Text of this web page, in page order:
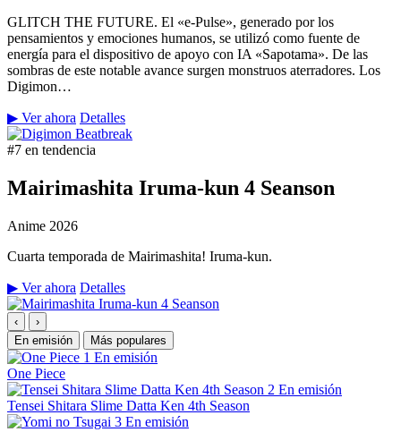
GLITCH THE FUTURE. El «e-Pulse», generado por los
pensamientos y emociones humanos, se utilizó como fuente de
energía para el dispositivo de apoyo con IA «Sapotama». De las
sombras de este notable avance surgen monstruos aterradores. Los
Digimon…
▶ Ver ahora Detalles
#7 en tendencia
Mairimashita Iruma-kun 4 Seanson
Anime 2026
Cuarta temporada de Mairimashita! Iruma-kun.
▶ Ver ahora Detalles
‹
›
En emisión
Más populares
1 En emisión
One Piece
2 En emisión
Tensei Shitara Slime Datta Ken 4th Season
3 En emisión